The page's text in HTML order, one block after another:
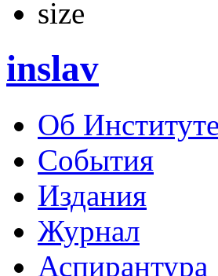
inslav
Об Институте
События
Издания
Журнал
Аспирантура